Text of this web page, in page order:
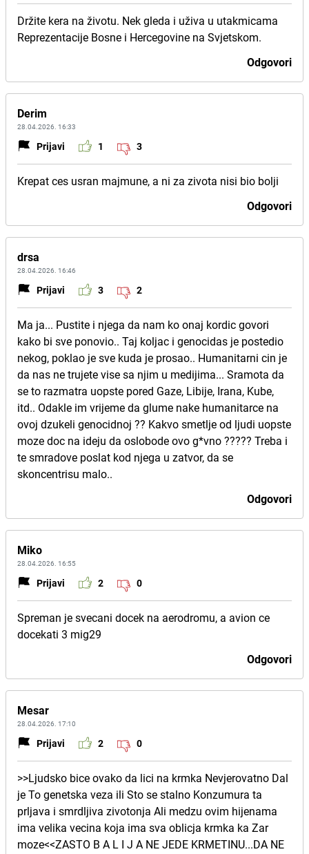
Držite kera na životu. Nek gleda i uživa u utakmicama
Reprezentacije Bosne i Hercegovine na Svjetskom.
Odgovori
Derim
28.04.2026. 16:33
Prijavi 1 3
Krepat ces usran majmune, a ni za zivota nisi bio bolji
Odgovori
drsa
28.04.2026. 16:46
Prijavi 3 2
Ma ja... Pustite i njega da nam ko onaj kordic govori
kako bi sve ponovio.. Taj koljac i genocidas je postedio
nekog, poklao je sve kuda je prosao.. Humanitarni cin je
da nas ne trujete vise sa njim u medijima... Sramota da
se to razmatra uopste pored Gaze, Libije, Irana, Kube,
itd.. Odakle im vrijeme da glume nake humanitarce na
ovoj dzukeli genocidnoj ?? Kakvo smetlje od ljudi uopste
moze doc na ideju da oslobode ovo g*vno ????? Treba i
te smradove poslat kod njega u zatvor, da se
skoncentrisu malo..
Odgovori
Miko
28.04.2026. 16:55
Prijavi 2 0
Spreman je svecani docek na aerodromu, a avion ce
docekati 3 mig29
Odgovori
Mesar
28.04.2026. 17:10
Prijavi 2 0
>>Ljudsko bice ovako da lici na krmka Nevjerovatno Dal
je To genetska veza ili Sto se stalno Konzumura ta
prljava i smrdljiva zivotonja Ali medzu ovim hijenama
ima velika vecina koja ima sva oblicja krmka ka Zar
moze<<ZASTO B A L I J A NE JEDE KRMETINU...DA NE